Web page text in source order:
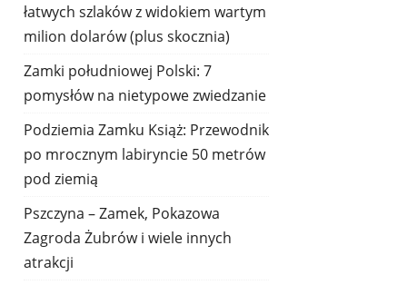
łatwych szlaków z widokiem wartym
milion dolarów (plus skocznia)
Zamki południowej Polski: 7
pomysłów na nietypowe zwiedzanie
Podziemia Zamku Książ: Przewodnik
po mrocznym labiryncie 50 metrów
pod ziemią
Pszczyna – Zamek, Pokazowa
Zagroda Żubrów i wiele innych
atrakcji